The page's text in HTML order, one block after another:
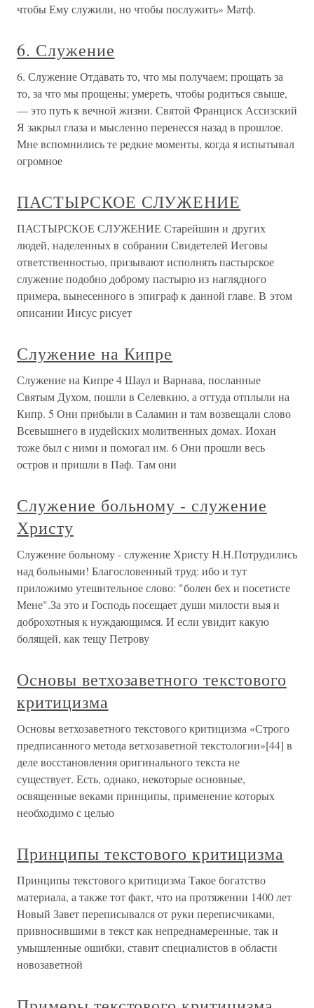
чтобы Ему служили, но чтобы послужить» Матф.
6. Служение
6. Служение Отдавать то, что мы получаем; прощать за
то, за что мы прощены; умереть, чтобы родиться свыше,
— это путь к вечной жизни. Святой Франциск Ассизский
Я закрыл глаза и мысленно перенесся назад в прошлое.
Мне вспомнились те редкие моменты, когда я испытывал
огромное
ПАСТЫРСКОЕ СЛУЖЕНИЕ
ПАСТЫРСКОЕ СЛУЖЕНИЕ Старейшин и других
людей, наделенных в собрании Свидетелей Иеговы
ответственностью, призывают исполнять пастырское
служение подобно доброму пастырю из наглядного
примера, вынесенного в эпиграф к данной главе. В этом
описании Иисус рисует
Служение на Кипре
Служение на Кипре 4 Шаул и Варнава, посланные
Святым Духом, пошли в Селевкию, а оттуда отплыли на
Кипр. 5 Они прибыли в Саламин и там возвещали слово
Всевышнего в иудейских молитвенных домах. Иохан
тоже был с ними и помогал им. 6 Они прошли весь
остров и пришли в Паф. Там они
Служение больному - служение
Христу
Служение больному - служение Христу Н.Н.Потрудились
над больными! Благословенный труд: ибо и тут
приложимо утешительное слово: "болен бех и посетисте
Мене".За это и Господь посещает души милости выя и
доброхотныя к нуждающимся. И если увидит какую
болящей, как тещу Петрову
Основы ветхозаветного текстового
критицизма
Основы ветхозаветного текстового критицизма «Строго
предписанного метода ветхозаветной текстологии»[44] в
деле восстановления оригинального текста не
существует. Есть, однако, некоторые основные,
освященные веками принципы, применение которых
необходимо с целью
Принципы текстового критицизма
Принципы текстового критицизма Такое богатство
материала, а также тот факт, что на протяжении 1400 лет
Новый Завет переписывался от руки переписчиками,
привносившими в текст как непреднамеренные, так и
умышленные ошибки, ставит специалистов в области
новозаветной